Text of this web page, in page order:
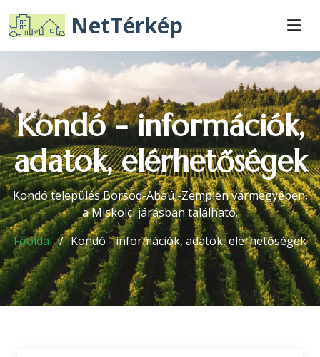
NetTérkép
Kondó - információk,
adatok, elérhetőségek
Kondó település Borsod-Abaúj-Zemplén vármegyében,
a Miskolci járásban található.
Főoldal
Kondó - információk, adatok, elérhetőségek